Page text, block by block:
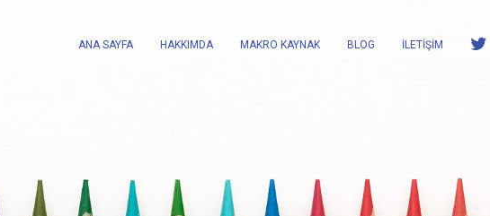
ANA SAYFA HAKKIMDA MAKRO KAYNAK BLOG İLETİŞİM